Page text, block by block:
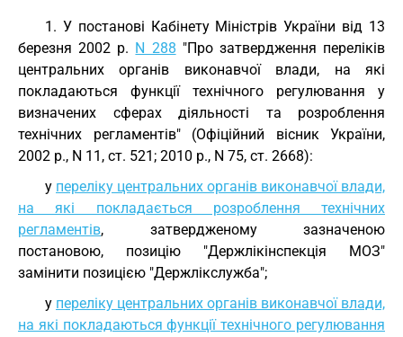
1. У постанові Кабінету Міністрів України від 13
березня 2002 р. N 288 "Про затвердження переліків
центральних органів виконавчої влади, на які
покладаються функції технічного регулювання у
визначених сферах діяльності та розроблення
технічних регламентів" (Офіційний вісник України,
2002 р., N 11, ст. 521; 2010 р., N 75, ст. 2668):
у переліку центральних органів виконавчої влади,
на які покладається розроблення технічних
регламентів, затвердженому зазначеною
постановою, позицію "Держлікінспекція МОЗ"
замінити позицією "Держлікслужба";
у переліку центральних органів виконавчої влади,
на які покладаються функції технічного регулювання